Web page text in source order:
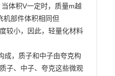
当体积V一定时，质量m越
机部件体积相同但
较小，因此，轻量化材料
成，质子和中子由夸克构
子、中子、夸克这些微观